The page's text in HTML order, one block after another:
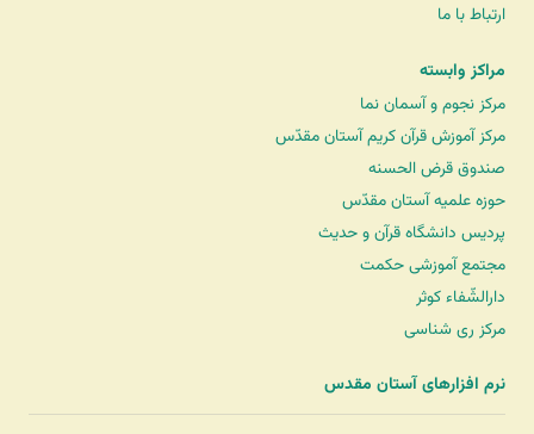
ارتباط با ما
مراکز وابسته
مرکز نجوم و آسمان نما
مرکز آموزش قرآن کریم آستان مقدّس
صندوق قرض الحسنه
حوزه علمیه آستان مقدّس
پردیس دانشگاه قرآن و حدیث
مجتمع آموزشی حکمت
دارالشّفاء کوثر
مرکز ری شناسی
نرم افزارهای آستان مقدس